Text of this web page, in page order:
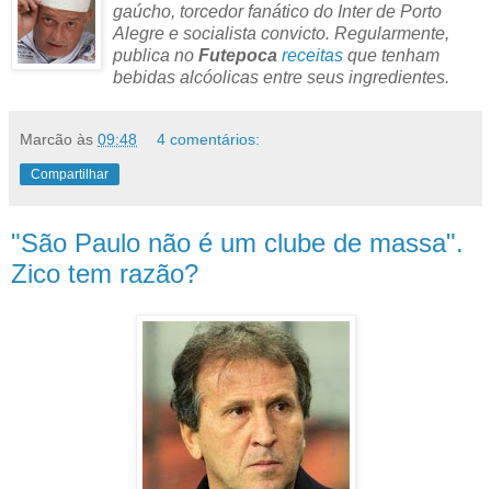
gaúcho, torcedor fanático do Inter de Porto
Alegre e socialista convicto. Regularmente,
publica no Futepoca receitas que tenham
bebidas alcóolicas entre seus ingredientes.
Marcão às 09:48 4 comentários:
Compartilhar
"São Paulo não é um clube de massa".
Zico tem razão?